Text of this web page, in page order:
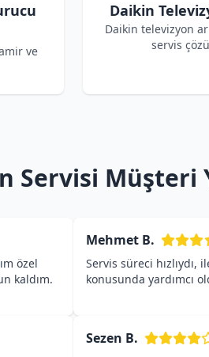
ve
Daikin
Daikin televizyon
servis
Servisi Müşteri
özel
kaldım.
Mehmet B.
Servis süreci hızlıydı,
konusunda yardımcı
Sezen B.